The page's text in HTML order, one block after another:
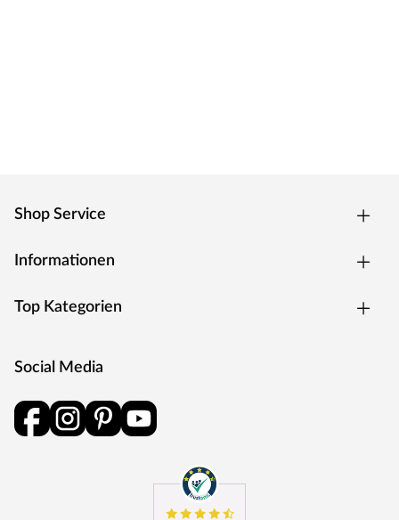
Shop Service
Informationen
Top Kategorien
Social Media